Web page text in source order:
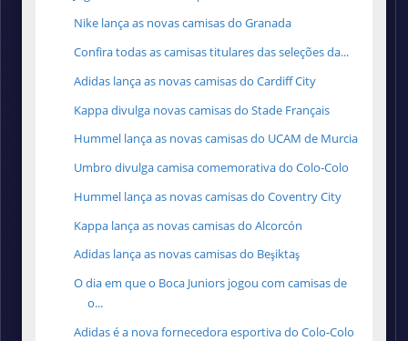
Nike lança as novas camisas do Granada
Confira todas as camisas titulares das seleções da...
Adidas lança as novas camisas do Cardiff City
Kappa divulga novas camisas do Stade Français
Hummel lança as novas camisas do UCAM de Murcia
Umbro divulga camisa comemorativa do Colo-Colo
Hummel lança as novas camisas do Coventry City
Kappa lança as novas camisas do Alcorcón
Adidas lança as novas camisas do Beşiktaş
O dia em que o Boca Juniors jogou com camisas de
o...
Adidas é a nova fornecedora esportiva do Colo-Colo